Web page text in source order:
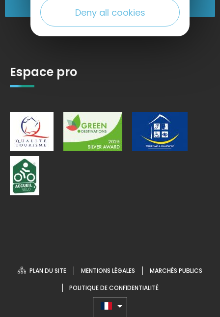
Nos engagements
Espace pro
PLAN DU SITE MENTIONS LÉGALES MARCHÉS PUBLICS
POLITIQUE DE CONFIDENTIALITÉ
Deny all cookies